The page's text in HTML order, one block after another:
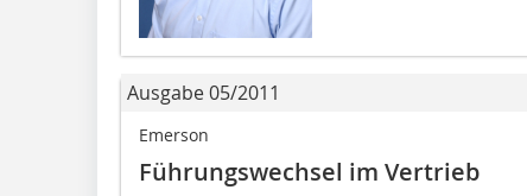
Ausgabe 05/2011
Emerson
Führungswechsel im Vertrieb